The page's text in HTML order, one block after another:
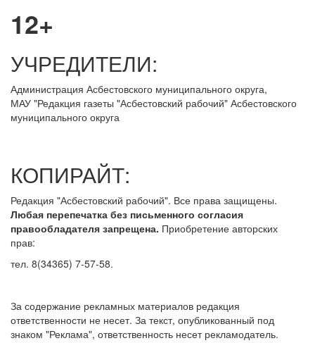
12+
УЧРЕДИТЕЛИ:
Администрация Асбестовского муниципального округа,
МАУ"Редакция газеты "Асбестовский рабочий" Асбестовского
муниципального округа
КОПИРАЙТ:
Редакция "Асбестовский рабочий". Все права защищены.
Любая перепечатка без письменного согласия
правообладателя запрещена. Приобретение авторских
прав:
тел. 8(34365) 7-57-58.
За содержание рекламных материалов редакция
ответственности не несет. За текст, опубликованный под
знаком "Реклама", ответственность несет рекламодатель.